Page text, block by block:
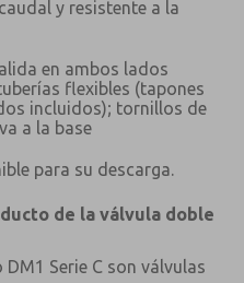
y resistente a la
en ambos lados
flexibles (tapones
incluidos); tornillos de
a la base
para su descarga.
de la válvula doble
Serie C son válvulas